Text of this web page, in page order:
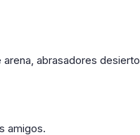
abrasadores
amigos.